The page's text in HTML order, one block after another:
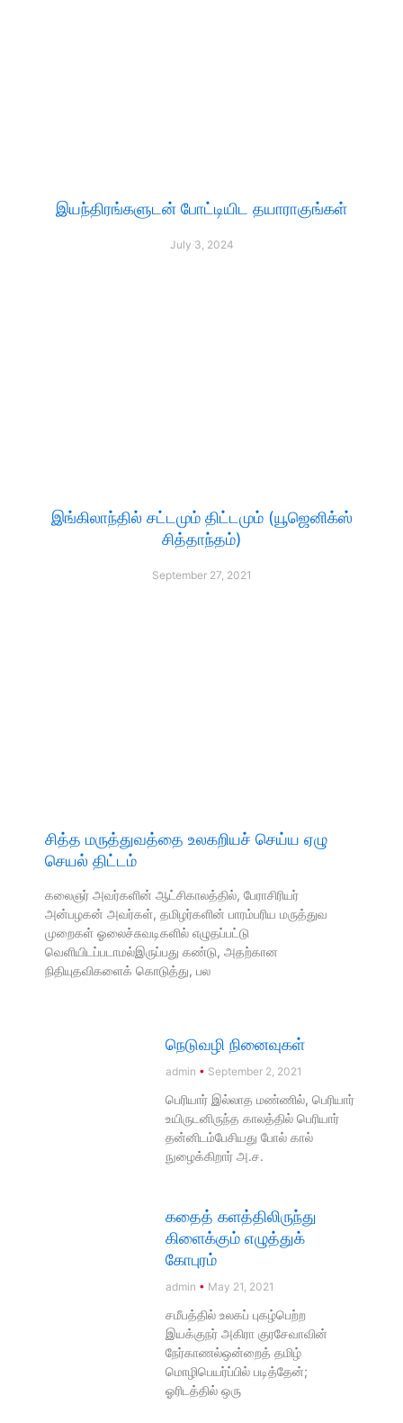
இயந்திரங்களுடன் போட்டியிட தயாராகுங்கள்
July 3, 2024
இங்கிலாந்தில் சட்டமும் திட்டமும் (யூஜெனிக்ஸ்
சித்தாந்தம்)
September 27, 2021
சித்த மருத்துவத்தை உலகறியச் செய்ய ஏழு
செயல் திட்டம்
கலைஞர் அவர்களின் ஆட்சிகாலத்தில், பேராசிரியர்
அன்பழகன் அவர்கள், தமிழர்களின் பாரம்பரிய மருத்துவ
முறைகள் ஓலைச்சுவடிகளில் எழுதப்பட்டு
வெளியிடப்படாமல்இருப்பது கண்டு, அதற்கான
நிதியுதவிகளைக் கொடுத்து, பல
நெடுவழி நினைவுகள்
admin September 2, 2021
பெரியார் இல்லாத மண்ணில், பெரியார்
உயிருடனிருந்த காலத்தில் பெரியார்
தன்னிடம்பேசியது போல் கால்
நுழைக்கிறார் அ.ச.
கதைத் களத்திலிருந்து
கிளைக்கும் எழுத்துக்
கோபுரம்
admin May 21, 2021
சமீபத்தில் உலகப் புகழ்பெற்ற
இயக்குநர் அகிரா குரசேவாவின்
நேர்காணல்ஒன்றைத் தமிழ்
மொழிபெயர்ப்பில் படித்தேன்;
ஓரிடத்தில் ஒரு